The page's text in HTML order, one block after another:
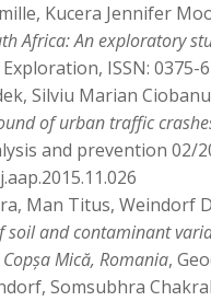
Kucera Jennifer
Africa: An exploratory
ISSN: 0375-
Silviu Marian
of urban traffic
and prevention 02/
Man Titus, Weindorf
soil and contaminant
Mică, Romania,
Somsubhra